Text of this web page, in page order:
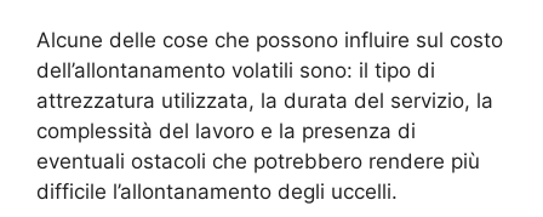
Alcune delle cose che possono influire sul costo
dell’allontanamento volatili sono: il tipo di
attrezzatura utilizzata, la durata del servizio, la
complessità del lavoro e la presenza di
eventuali ostacoli che potrebbero rendere più
difficile l’allontanamento degli uccelli.